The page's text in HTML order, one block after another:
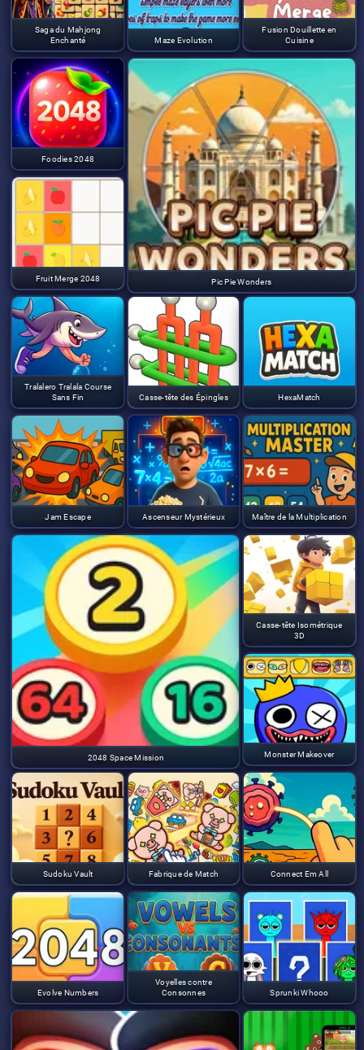
Saga du Mahjong
Enchanté
Maze Evolution
Fusion Douillette en
Cuisine
Foodies 2048
Pic Pie Wonders
Fruit Merge 2048
Tralalero Tralala Course
Sans Fin
Casse-tête des Épingles HexaMatch
Jam Escape Ascenseur Mystérieux Maître de la Multiplication
2048 Space Mission
Casse-tête Isométrique
3D
Monster Makeover
Sudoku Vault Fabrique de Match Connect Em All
Evolve Numbers
Voyelles contre
Consonnes
Sprunki Whooo